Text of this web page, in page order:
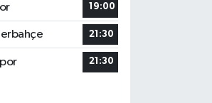
19:00
21:30
21:30